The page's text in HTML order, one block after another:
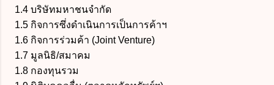
1.4 บริษัทมหาชนจำกัด
1.5 กิจการซึ่งดำเนินการเป็นการค้าฯ
1.6 กิจการร่วมค้า (Joint Venture)
1.7 มูลนิธิ/สมาคม
1.8 กองทุนรวม